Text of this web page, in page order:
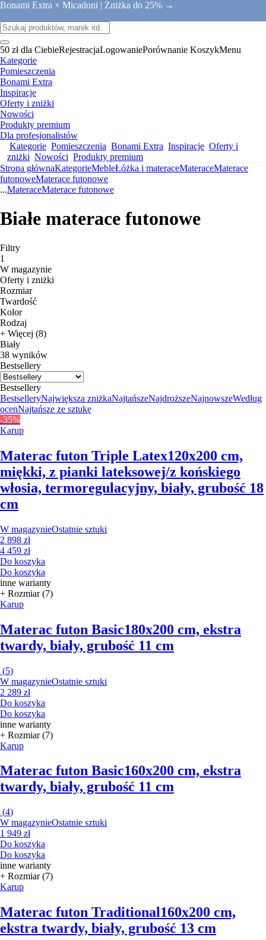
Bonami Extra × Micadoni | Zniżka do 25% →
50 zł dla CiebieRejestracjaLogowaniePorównanie KoszykMenu
Kategorie
Pomieszczenia
Bonami Extra
Inspiracje
Oferty i zniżki
Nowości
Produkty premium
Dla profesjonalistów
Kategorie Pomieszczenia Bonami Extra Inspiracje Oferty i
zniżki Nowości Produkty premium
Strona głównaKategorieMebleŁóżka i materaceMateraceMaterace
futonoweMaterace futonowe
...MateraceMaterace futonowe
Białe materace futonowe
Filtry
1
W magazynie
Oferty i zniżki
Rozmiar
Twardość
Kolor
Rodzaj
+ Więcej (8)
Biały
38 wyników
Bestsellery
Bestsellery
BestselleryNajwiększa zniżkaNajtańszeNajdroższeNajnowszeWedług
ocenNajtańsze ze sztukę
-35%
Karup
Materac futon Triple Latex120x200 cm,
miękki, z pianki lateksowej/z końskiego
włosia, termoregulacyjny, biały, grubość 18
cm
W magazynieOstatnie sztuki
2 898 zł
4 459 zł
Do koszyka
Do koszyka
inne warianty
+ Rozmiar (7)
Karup
Materac futon Basic180x200 cm, ekstra
twardy, biały, grubość 11 cm
(5)
W magazynieOstatnie sztuki
2 289 zł
Do koszyka
Do koszyka
inne warianty
+ Rozmiar (7)
Karup
Materac futon Basic160x200 cm, ekstra
twardy, biały, grubość 11 cm
(4)
W magazynieOstatnie sztuki
1 949 zł
Do koszyka
Do koszyka
inne warianty
+ Rozmiar (7)
Karup
Materac futon Traditional160x200 cm,
ekstra twardy, biały, grubość 13 cm